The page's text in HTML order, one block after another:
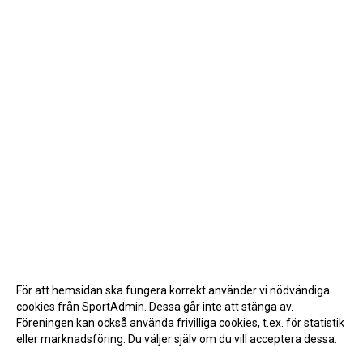
För att hemsidan ska fungera korrekt använder vi nödvändiga
cookies från SportAdmin. Dessa går inte att stänga av.
Föreningen kan också använda frivilliga cookies, t.ex. för statistik
eller marknadsföring. Du väljer själv om du vill acceptera dessa.